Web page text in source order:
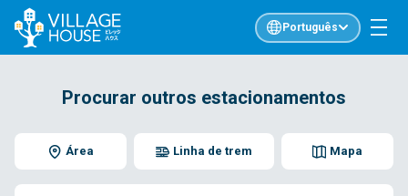
Português
Procurar outros estacionamentos
Área Mapa
Linha de trem